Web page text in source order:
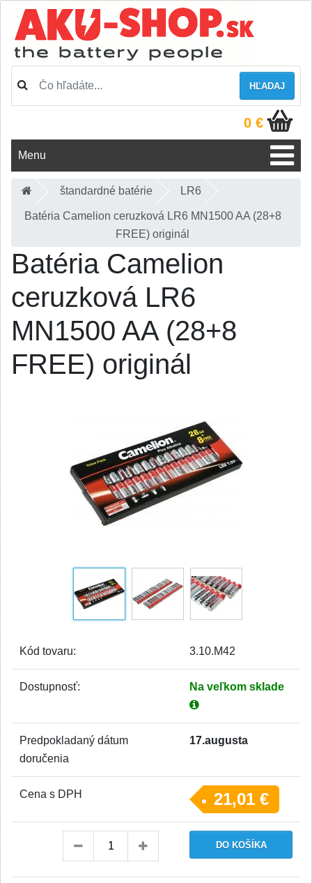
HĽADAJ
0 €
Menu
štandardné batérie LR6
Batéria Camelion ceruzková LR6 MN1500 AA (28+8
FREE) originál
Batéria Camelion
ceruzková LR6
MN1500 AA (28+8
FREE) originál
Kód tovaru: 3.10.M42
Dostupnosť: Na veľkom sklade
Predpokladaný dátum
doručenia
17.augusta
Cena s DPH 21,01 €